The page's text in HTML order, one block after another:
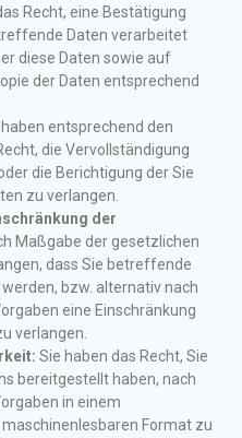
Recht, eine Bestätigung
Daten verarbeitet
diese Daten sowie auf
der Daten entsprechend
entsprechend den
die Vervollständigung
die Berichtigung der Sie
zu verlangen.
der
Maßgabe der gesetzlichen
dass Sie betreffende
bzw. alternativ nach
eine Einschränkung
verlangen.
Sie haben das Recht, Sie
bereitgestellt haben, nach
in einem
Format zu